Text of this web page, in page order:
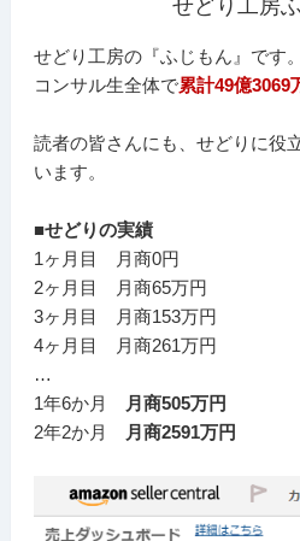
せどり工房
せどり工房の『ふじもん』です。
コンサル生全体で累計49億3069
読者の皆さんにも、せどりに役
います。
■せどりの実績
1ヶ月目 月商0円
2ヶ月目 月商65万円
3ヶ月目 月商153万円
4ヶ月目 月商261万円
…
1年6か月
月商505万円
2年2か月
月商2591万円